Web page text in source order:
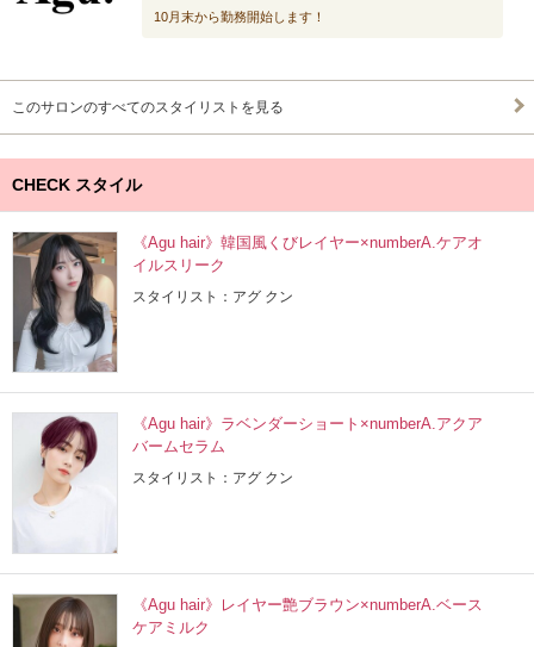
10月末から勤務開始します！
このサロンのすべてのスタイリストを見る
CHECK スタイル
《Agu hair》韓国風くびレイヤー×numberA.ケアオ
イルスリーク
スタイリスト：アグ クン
《Agu hair》ラベンダーショート×numberA.アクア
バームセラム
スタイリスト：アグ クン
《Agu hair》レイヤー艶ブラウン×numberA.ベース
ケアミルク